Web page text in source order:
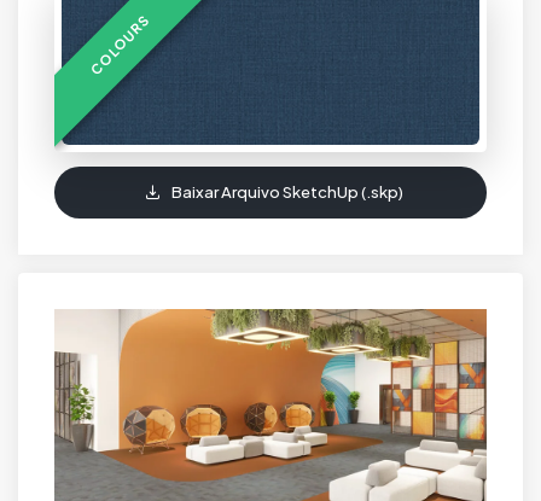
COLOURS
Baixar Arquivo SketchUp (.skp)